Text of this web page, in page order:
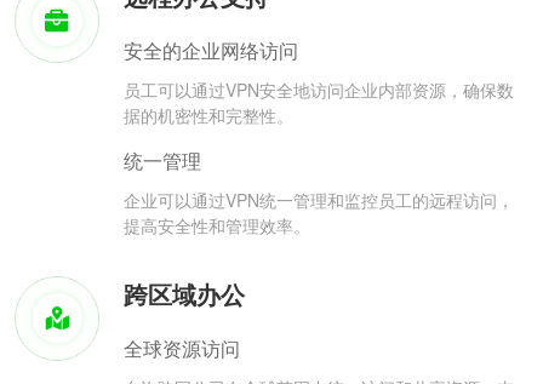
安全的企业网络访问
员工可以通过VPN安全地访问企业内部资源，确保数
据的机密性和完整性。
统一管理
企业可以通过VPN统一管理和监控员工的远程访问，
提高安全性和管理效率。
跨区域办公
全球资源访问